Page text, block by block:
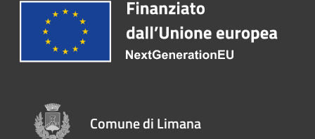
Comune di Limana